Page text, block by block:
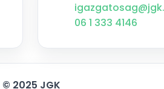
06 1 333 4146
2025 JGK